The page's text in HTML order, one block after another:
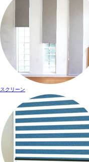
スクリーン